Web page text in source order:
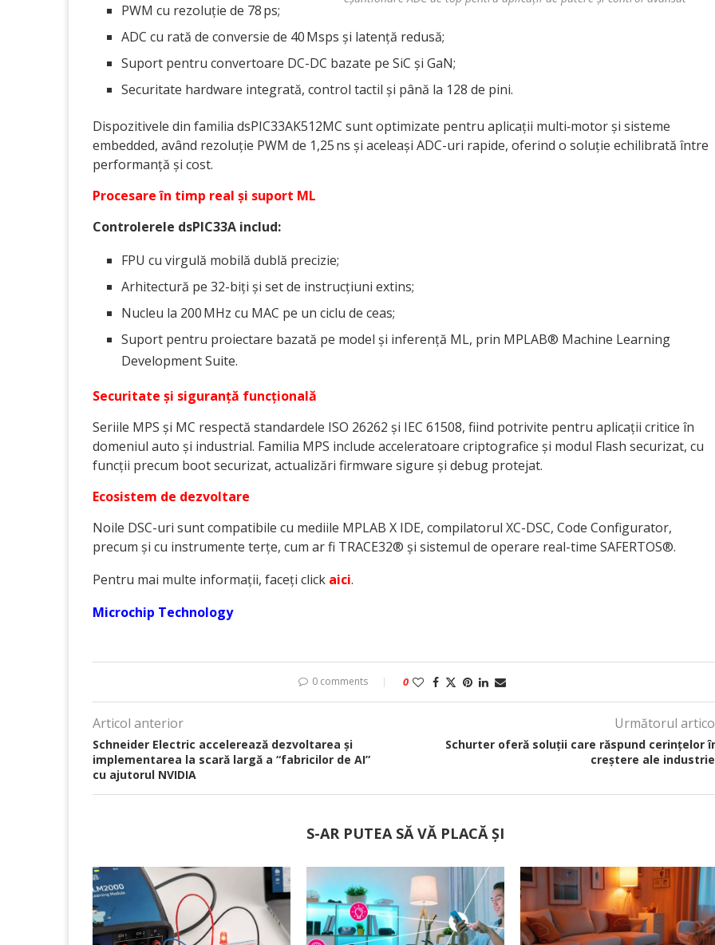
PWM cu rezoluție de 78 ps;
ADC cu rată de conversie de 40 Msps și latență redusă;
Suport pentru convertoare DC-DC bazate pe SiC și GaN;
Securitate hardware integrată, control tactil și până la 128 de pini.
Dispozitivele din familia dsPIC33AK512MC sunt optimizate pentru aplicații multi‑motor și sisteme
embedded, având rezoluție PWM de 1,25 ns și aceleași ADC-uri rapide, oferind o soluție echilibrată între
performanță și cost.
Procesare în timp real și suport ML
Controlerele dsPIC33A includ:
FPU cu virgulă mobilă dublă precizie;
Arhitectură pe 32-biți și set de instrucțiuni extins;
Nucleu la 200 MHz cu MAC pe un ciclu de ceas;
Suport pentru proiectare bazată pe model și inferență ML, prin MPLAB® Machine Learning
Development Suite.
Securitate și siguranță funcțională
Seriile MPS și MC respectă standardele ISO 26262 și IEC 61508, fiind potrivite pentru aplicații critice în
domeniul auto și industrial. Familia MPS include acceleratoare criptografice și modul Flash securizat, cu
funcții precum boot securizat, actualizări firmware sigure și debug protejat.
Ecosistem de dezvoltare
Noile DSC-uri sunt compatibile cu mediile MPLAB X IDE, compilatorul XC-DSC, Code Configurator,
precum și cu instrumente terțe, cum ar fi TRACE32® și sistemul de operare real-time SAFERTOS®.
Pentru mai multe informații, faceți click aici.
Microchip Technology
0 comments 0
Articol anterior
Schneider Electric accelerează dezvoltarea și
implementarea la scară largă a “fabricilor de AI”
cu ajutorul NVIDIA
Următorul
Schurter oferă soluții care răspund cerințelor
creștere ale
S-AR PUTEA SĂ VĂ PLACĂ ȘI